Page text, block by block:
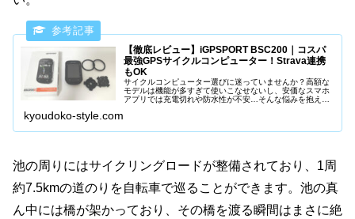
【徹底レビュー】iGPSPORT BSC200｜コスパ
最強GPSサイクルコンピューター！Strava連携
もOK
サイクルコンピューター選びに迷っていませんか？高額な
モデルは機能が多すぎて使いこなせないし、安価なスマホ
アプリでは充電切れや防水性が不安…そんな悩みを抱える
kyoudoko-style.com
池の周りにはサイクリングロードが整備されており、1周
約7.5kmの道のりを自転車で巡ることができます。池の真
ん中には橋が架かっており、その橋を渡る瞬間はまさに絶